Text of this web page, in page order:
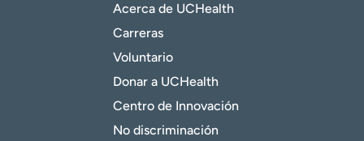
Acerca de UCHealth
Carreras
Voluntario
Donar a UCHealth
Centro de Innovación
No discriminación